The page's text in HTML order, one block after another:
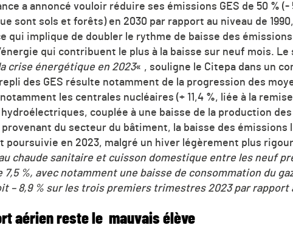
a annoncé vouloir réduire ses émissions GES de 50 %
sont sols et forêts) en 2030 par rapport au niveau de
qui implique de doubler le rythme de baisse des
qui contribuent le plus à la baisse sur neuf mois.
crise énergétique en 2023« , souligne le Citepa dans un
repli des GES résulte notamment de la progression des
les centrales nucléaires (+ 11,4 %, liée à la
couplée à une baisse de la production
provenant du secteur du bâtiment, la baisse des
poursuivie en 2023, malgré un hiver légèrement plus
chaude sanitaire et cuisson domestique entre les neuf
7,5 %, avec notamment une baisse de consommation du
– 8,9 % sur les trois premiers trimestres 2023 par rapport
aérien reste le mauvais élève